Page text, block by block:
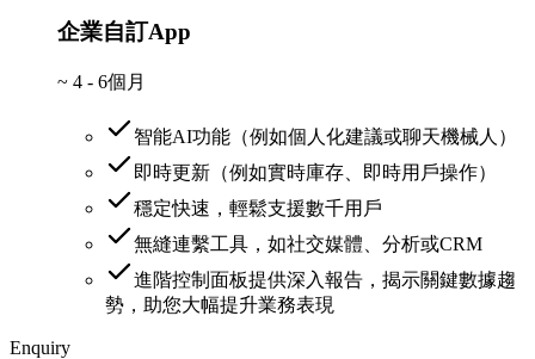
企業自訂App
~ 4 - 6個月
智能AI功能（例如個人化建議或聊天機械人）
即時更新（例如實時庫存、即時用戶操作）
穩定快速，輕鬆支援數千用戶
無縫連繫工具，如社交媒體、分析或CRM
進階控制面板提供深入報告，揭示關鍵數據趨
勢，助您大幅提升業務表現
Enquiry